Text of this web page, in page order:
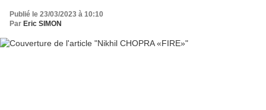
Publié le 23/03/2023 à 10:10
Par Eric SIMON